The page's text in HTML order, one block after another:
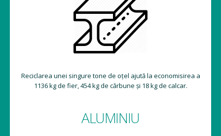
Reciclarea unei singure tone de oțel ajută la economisirea a
1136 kg de fier, 454 kg de cărbune și 18 kg de calcar.
ALUMINIU